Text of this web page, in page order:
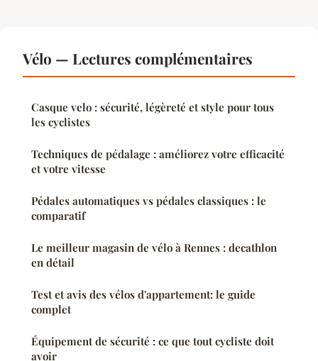
Vélo — Lectures complémentaires
Casque velo : sécurité, légèreté et style pour tous
les cyclistes
Techniques de pédalage : améliorez votre efficacité
et votre vitesse
Pédales automatiques vs pédales classiques : le
comparatif
Le meilleur magasin de vélo à Rennes : decathlon
en détail
Test et avis des vélos d'appartement: le guide
complet
Équipement de sécurité : ce que tout cycliste doit
avoir